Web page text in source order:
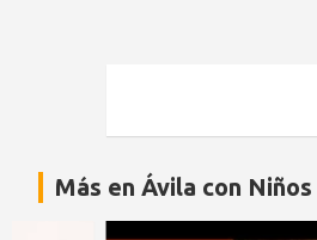
Más en Ávila con Niños